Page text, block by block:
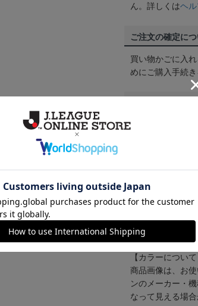
ん。詳しくはヘ
ご注文の確定に
買い物かごに入
めにご購入手続き
3,980円（税込）
配送方法について
一部商品はメー
くはヘルプページ
商品について
【カラーについて
商品画像は、お
ンのメーカー・
なって見える場